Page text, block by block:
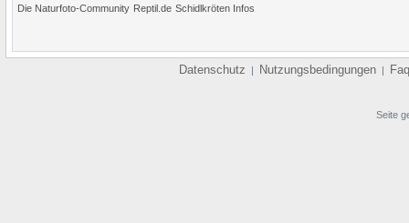
Die Naturfoto-Community Reptil.de Schidlkröten Infos
Datenschutz | Nutzungsbedingungen | Faq
Seite